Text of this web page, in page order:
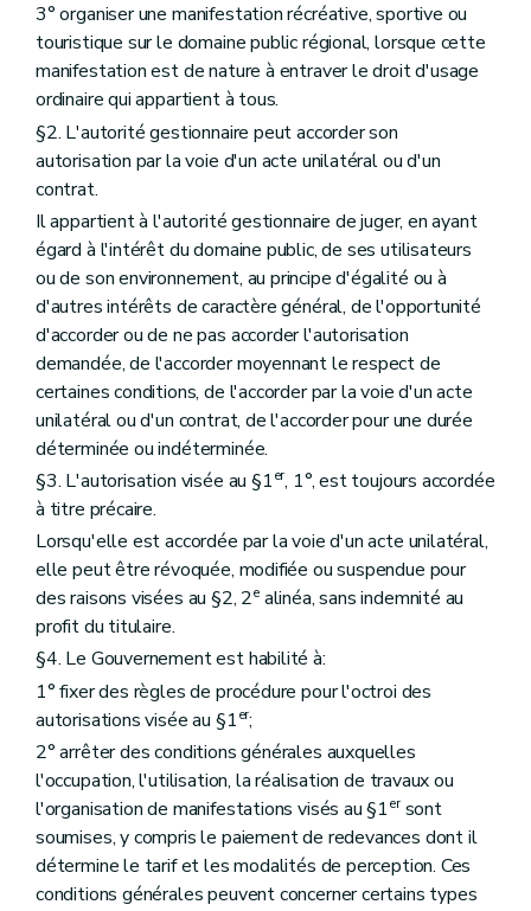
3° organiser une manifestation récréative, sportive ou
touristique sur le domaine public régional, lorsque cette
manifestation est de nature à entraver le droit d'usage
ordinaire qui appartient à tous.
§2. L'autorité gestionnaire peut accorder son
autorisation par la voie d'un acte unilatéral ou d'un
contrat.
Il appartient à l'autorité gestionnaire de juger, en ayant
égard à l'intérêt du domaine public, de ses utilisateurs
ou de son environnement, au principe d'égalité ou à
d'autres intérêts de caractère général, de l'opportunité
d'accorder ou de ne pas accorder l'autorisation
demandée, de l'accorder moyennant le respect de
certaines conditions, de l'accorder par la voie d'un acte
unilatéral ou d'un contrat, de l'accorder pour une durée
déterminée ou indéterminée.
§3. L'autorisation visée au §1er, 1°, est toujours accordée
à titre précaire.
Lorsqu'elle est accordée par la voie d'un acte unilatéral,
elle peut être révoquée, modifiée ou suspendue pour
des raisons visées au §2, 2ealinéa, sans indemnité au
profit du titulaire.
§4. Le Gouvernement est habilité à:
1° fixer des règles de procédure pour l'octroi des
autorisations visée au §1er;
2° arrêter des conditions générales auxquelles
l'occupation, l'utilisation, la réalisation de travaux ou
l'organisation de manifestations visés au §1ersont
soumises, y compris le paiement de redevances dont il
détermine le tarif et les modalités de perception. Ces
conditions générales peuvent concerner certains types